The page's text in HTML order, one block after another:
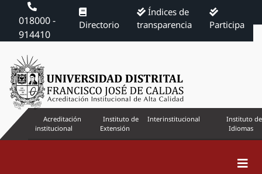
018000 -
914410
Directorio
Índices de
transparencia
Participa
Acreditación
institucional
Instituto de
Extensión
Interinstitucional
Instituto de
Idiomas